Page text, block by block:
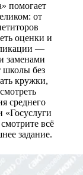
помогает
от
оценки и
—
заменами
школы без
кружки,
среднего
всё
задание.